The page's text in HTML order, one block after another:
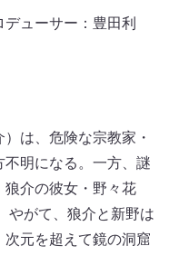
デューサー：豊田利
は、危険な宗教家・
明になる。一方、謎
狼介の彼女・野々花
やがて、狼介と新野は
元を超えて鏡の洞窟